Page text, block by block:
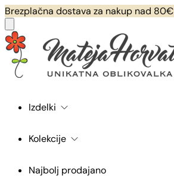
Brezplačna dostava za nakup nad 80€
Izdelki
Kolekcije
Najbolj prodajano